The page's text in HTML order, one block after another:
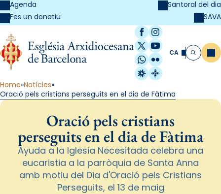
Agenda
Fes un donatiu
Santoral del dia
SAVA
Facebook
Instagram
X / Twitter
YouTube
WhatsApp
Flickr
Radio Estel
Catalunya
CA Cerca
Home Notícies
Oració pels cristians perseguits en el dia de Fàtima
Oració pels cristians
perseguits en el dia de Fàtima
Ayuda a la Iglesia Necesitada celebra una
eucaristia a la parròquia de Santa Anna
amb motiu del Dia d'Oració pels Cristians
Perseguits, el 13 de maig